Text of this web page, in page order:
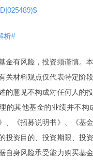
析#
金有风险，投资须谨慎。
关材料观点仅代表特定阶
的意见不构成对任何人的
的其他基金的业绩并不
、《招募说明书》、《基
投资目的、投资期限、投
自身风险承受能力购买基